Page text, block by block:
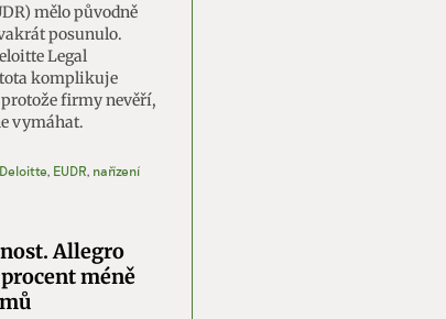
Identifikace zařízení na základě
podvodů a
reklamy a obsahu,
mělo původně
posunulo.
Legal
komplikuje
firmy nevěří,
vymáhat.
Deloitte EUDR nařízení
Allegro
méně